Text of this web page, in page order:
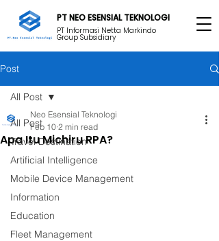
PT Informasi Netta Markindo
Group Subsidiary
PT NEO ESENSIAL TEKNOLOGI
Post
All Post
Travel Destination
Artificial Intelligence
Mobile Device Management
Information
Education
Fleet Management
All Post
Apa Itu Michiru RPA?
Neo Esensial Teknologi
Feb 10 2 min read